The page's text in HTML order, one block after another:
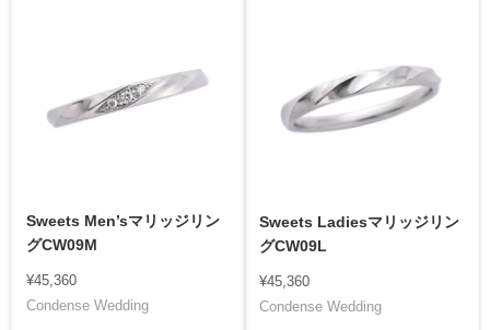
Sweets Men’sマリッジリン
グCW09M
¥45,360
Condense Wedding
Sweets Ladiesマリッジリン
グCW09L
¥45,360
Condense Wedding